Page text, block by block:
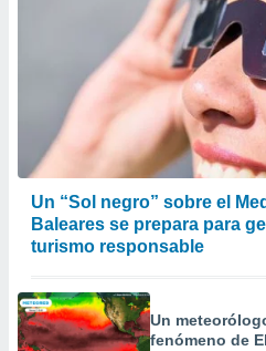
Un “Sol negro” sobre el
Baleares se prepara para
turismo responsable
Un
fenómeno de